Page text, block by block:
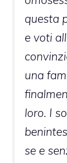
questa
e voti
una
loro. I
se e